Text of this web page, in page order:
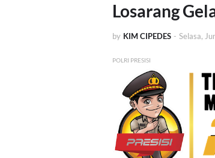
Losarang
by KIM CIPEDES - Selasa,
POLRI PRESISI